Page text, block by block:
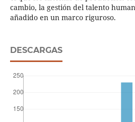
cambio, la gestión del talento
añadido en un marco riguroso.
DESCARGAS